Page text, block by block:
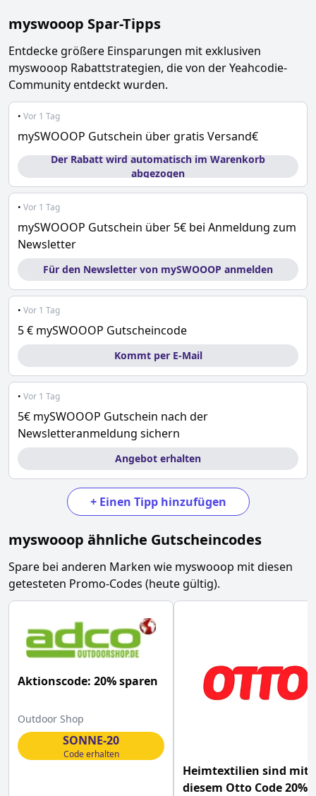
myswooop Spar-Tipps
Entdecke größere Einsparungen mit exklusiven
myswooop Rabattstrategien, die von der Yeahcodie-
Community entdeckt wurden.
• Vor 1 Tag
mySWOOOP Gutschein über gratis Versand€
Der Rabatt wird automatisch im Warenkorb
abgezogen
• Vor 1 Tag
mySWOOOP Gutschein über 5€ bei Anmeldung zum
Newsletter
Für den Newsletter von mySWOOOP anmelden
• Vor 1 Tag
5 € mySWOOOP Gutscheincode
Kommt per E-Mail
• Vor 1 Tag
5€ mySWOOOP Gutschein nach der
Newsletteranmeldung sichern
Angebot erhalten
+ Einen Tipp hinzufügen
myswooop ähnliche Gutscheincodes
Spare bei anderen Marken wie myswooop mit diesen
getesteten Promo-Codes (heute gültig).
Aktionscode: 20% sparen
Outdoor Shop
SONNE-20
Code erhalten
Heimtextilien sind mit
diesem Otto Code 20%